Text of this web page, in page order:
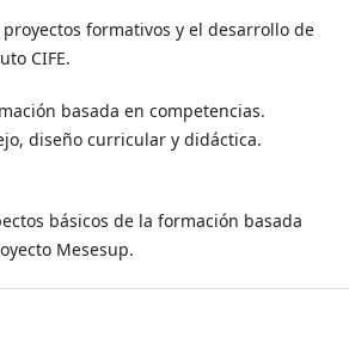
proyectos formativos y el desarrollo de
CIFE.
basada en competencias.
diseño curricular y didáctica.
básicos de la formación basada
Mesesup.